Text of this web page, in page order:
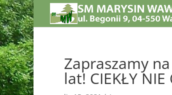
Zapraszamy
lat! CIEKŁY NIE